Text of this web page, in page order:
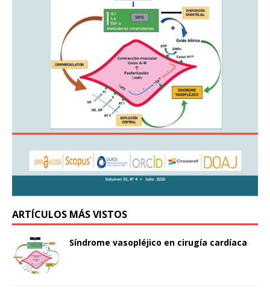
ARTÍCULOS MÁS VISTOS
Síndrome vasopléjico en cirugía cardíaca